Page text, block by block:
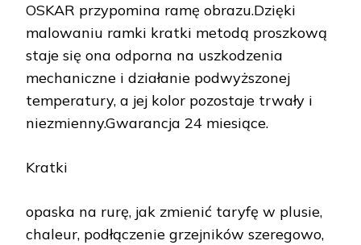
OSKAR przypomina ramę obrazu.Dzięki
malowaniu ramki kratki metodą proszkową
staje się ona odporna na uszkodzenia
mechaniczne i działanie podwyższonej
temperatury, a jej kolor pozostaje trwały i
niezmienny.Gwarancja 24 miesiące.
Kratki
opaska na rurę, jak zmienić taryfę w plusie,
chaleur, podłączenie grzejników szeregowo,